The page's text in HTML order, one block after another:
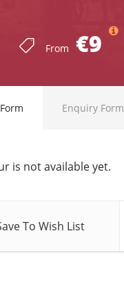
From €9
Enquiry Form
is not available yet.
To Wish List